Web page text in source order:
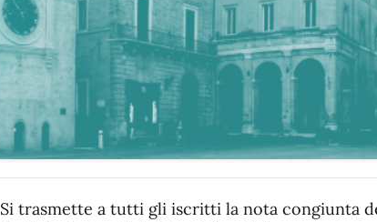
Si trasmette a tutti gli iscritti la nota congiunta